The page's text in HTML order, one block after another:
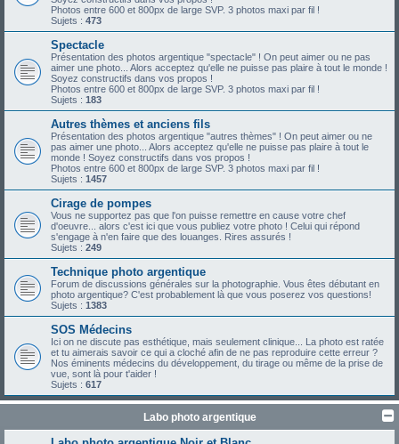
Photos entre 600 et 800px de large SVP. 3 photos maxi par fil !
Sujets : 473
Spectacle
Présentation des photos argentique "spectacle" ! On peut aimer ou ne pas
aimer une photo... Alors acceptez qu'elle ne puisse pas plaire à tout le monde !
Soyez constructifs dans vos propos !
Photos entre 600 et 800px de large SVP. 3 photos maxi par fil !
Sujets : 183
Autres thèmes et anciens fils
Présentation des photos argentique "autres thèmes" ! On peut aimer ou ne
pas aimer une photo... Alors acceptez qu'elle ne puisse pas plaire à tout le
monde ! Soyez constructifs dans vos propos !
Photos entre 600 et 800px de large SVP. 3 photos maxi par fil !
Sujets : 1457
Cirage de pompes
Vous ne supportez pas que l'on puisse remettre en cause votre chef
d'oeuvre... alors c'est ici que vous publiez votre photo ! Celui qui répond
s'engage à n'en faire que des louanges. Rires assurés !
Sujets : 249
Technique photo argentique
Forum de discussions générales sur la photographie. Vous êtes débutant en
photo argentique? C'est probablement là que vous poserez vos questions!
Sujets : 1383
SOS Médecins
Ici on ne discute pas esthétique, mais seulement clinique... La photo est ratée
et tu aimerais savoir ce qui a cloché afin de ne pas reproduire cette erreur ?
Nos éminents médecins du développement, du tirage ou même de la prise de
vue, sont là pour t'aider !
Sujets : 617
Labo photo argentique